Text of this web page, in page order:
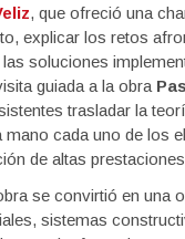
, que ofreció una
explicar los retos
soluciones
guiada a la obra
trasladar la
cada uno de los
de altas
se convirtió en una
sistemas